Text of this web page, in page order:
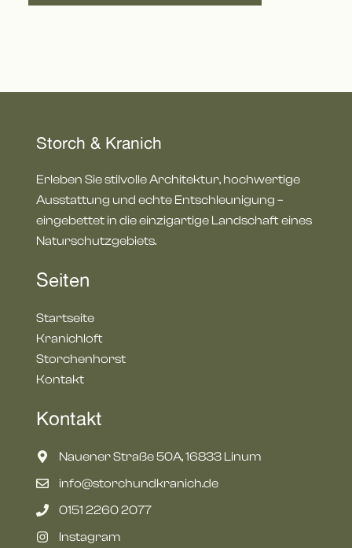
Storch & Kranich
Erleben Sie stilvolle Architektur, hochwertige
Ausstattung und echte Entschleunigung –
eingebettet in die einzigartige Landschaft eines
Naturschutzgebiets.
Seiten
Startseite
Kranichloft
Storchenhorst
Kontakt
Kontakt
Nauener Straße 50A, 16833 Linum
info@storchundkranich.de
‭0151 2260 2077
Instagram